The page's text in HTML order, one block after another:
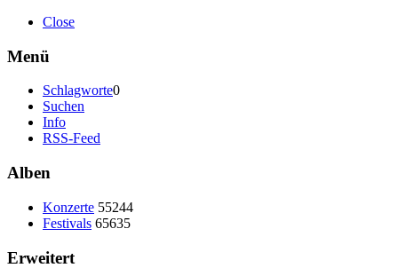
Close
Menü
Schlagworte0
Suchen
Info
RSS-Feed
Alben
Konzerte 55244
Festivals 65635
Erweitert